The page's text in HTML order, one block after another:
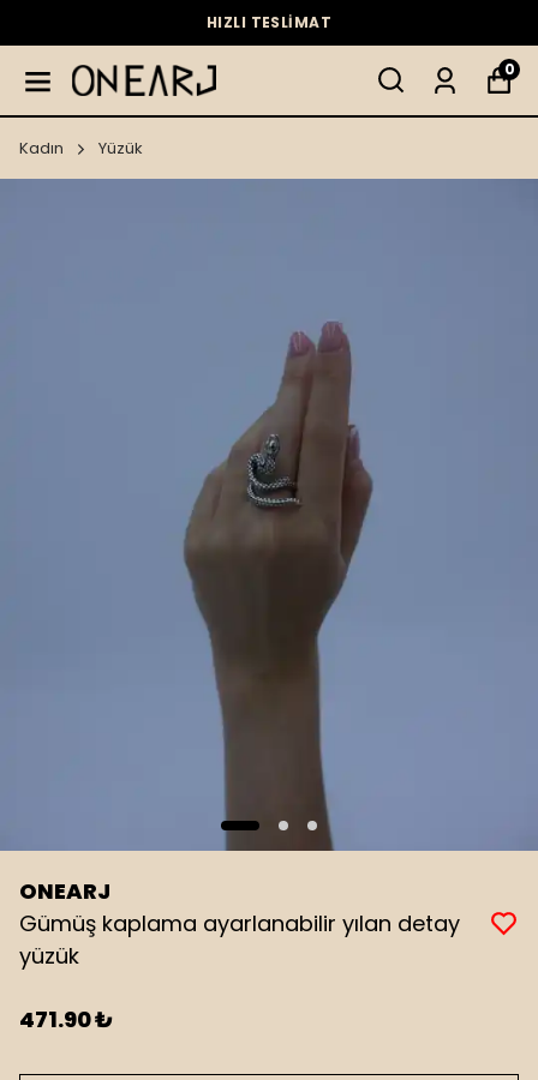
HIZLI TESLİMAT
0
Kadın Yüzük
ONEARJ
Gümüş kaplama ayarlanabilir yılan detay
yüzük
471.90 ₺